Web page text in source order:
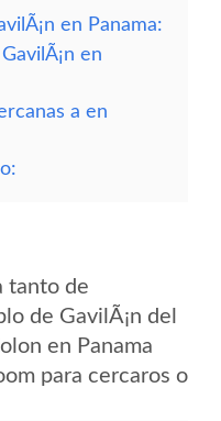
en Panama:
en
a en
tanto de
de GavilÃ¡n del
en Panama
para cercaros o